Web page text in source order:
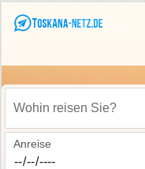
Wohin reisen Sie?
Anreise